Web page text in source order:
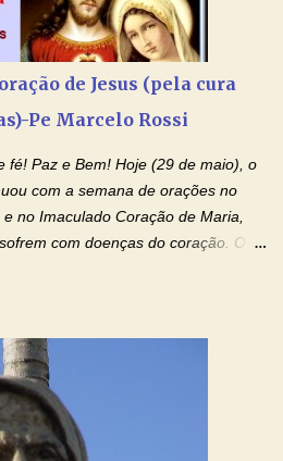
opressão diabólica que possa estar
Peço também que atenda, em
Eu, desde já, agradeço de
me atenderá. Eu louvo o Pai por
de Jesus (pela cura
Pe Marcelo Rossi
fé! Paz e Bem! Hoje (29 de maio), o
com a semana de orações no
no Imaculado Coração de Maria,
com doenças do coração. O
orações no programa de rádio
formar uma forte corrente de
Não desista do milagre, da cura;
ore incessantemente até que o
Fique no Amor Ágape de Jesus e